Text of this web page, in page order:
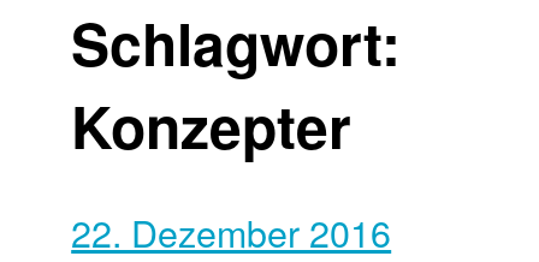
Schlagwort:
Konzepter
22. Dezember 2016